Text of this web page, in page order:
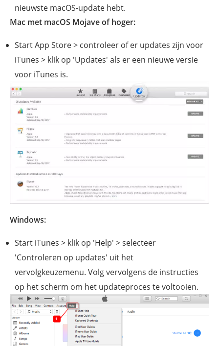
nieuwste macOS-update hebt.
Mac met macOS Mojave of hoger:
Start App Store > controleer of er updates zijn voor
iTunes > klik op 'Updates' als er een nieuwe versie
voor iTunes is.
Windows:
Start iTunes > klik op 'Help' > selecteer
'Controleren op updates' uit het
vervolgkeuzemenu. Volg vervolgens de instructies
op het scherm om het updateproces te voltooien.